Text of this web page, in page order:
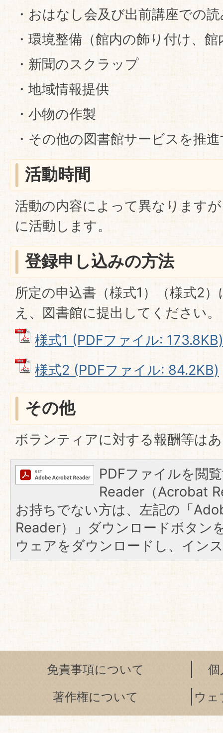
・おはなし会及び出前講座での
・環境整備（館内の飾り付け、
・新聞のスクラップ
・地域情報提供
・小物の作製
・その他の図書館サービスを推
活動時間
活動の内容によって異なります
に活動します。
登録申し込みの方法
所定の申込書（様式1）（様式2
え、図書館に提出してください。
様式1 (PDFファイル: 173.8KB)
様式2 (PDFファイル: 84.2KB)
その他
ボランティアに対する報酬等は
PDFファイルを閲
Reader（Acrobat
お持ちでない方は、左記の「
Reader）」ダウンロードボタン
ウェアをダウンロードし、イン
免責事項について
個
著作権について
ウ